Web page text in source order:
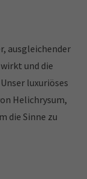
ausgleichender
und die
luxuriöses
Helichrysum,
die Sinne zu